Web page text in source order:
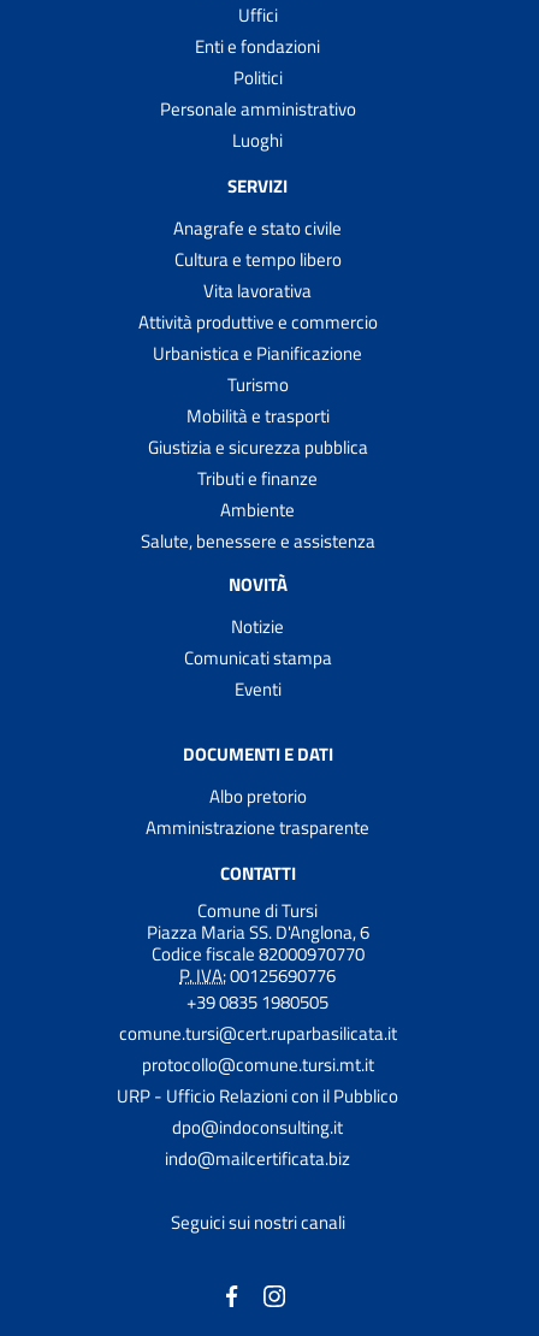
Uffici
Enti e fondazioni
Politici
Personale amministrativo
Luoghi
SERVIZI
Anagrafe e stato civile
Cultura e tempo libero
Vita lavorativa
Attività produttive e commercio
Urbanistica e Pianificazione
Turismo
Mobilità e trasporti
Giustizia e sicurezza pubblica
Tributi e finanze
Ambiente
Salute, benessere e assistenza
NOVITÀ
Notizie
Comunicati stampa
Eventi
DOCUMENTI E DATI
Albo pretorio
Amministrazione trasparente
CONTATTI
Comune di Tursi
Piazza Maria SS. D'Anglona, 6
Codice fiscale 82000970770
P. IVA:00125690776
+39 0835 1980505
comune.tursi@cert.ruparbasilicata.it
protocollo@comune.tursi.mt.it
URP - Ufficio Relazioni con il Pubblico
dpo@indoconsulting.it
indo@mailcertificata.biz
Seguici sui nostri canali